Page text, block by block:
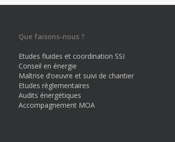
Que faisons-nous ?
Etudes fluides et coordination SSI
Conseil en énergie
Maîtrise d’oeuvre et suivi de chantier
Etudes règlementaires
Audits énergétiques
Accompagnement MOA